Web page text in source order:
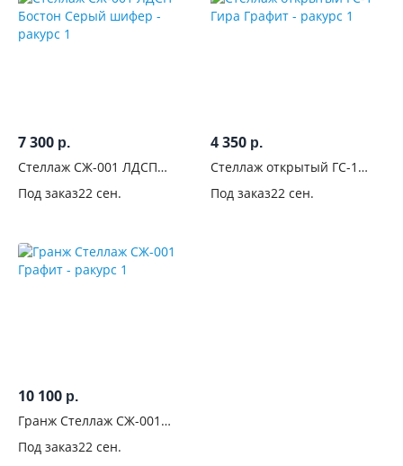
7 300 р.
Стеллаж СЖ-001 ЛДСП
Под заказ22 сен.
4 350 р.
Стеллаж открытый ГС-1
Под заказ22 сен.
10 100 р.
Гранж Стеллаж СЖ-001
Под заказ22 сен.